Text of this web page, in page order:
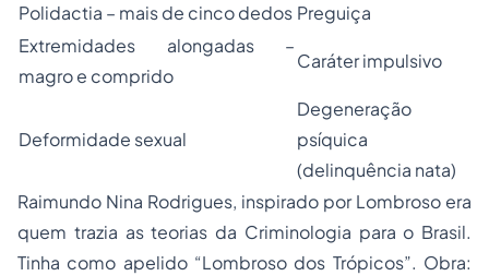
Polidactia – mais de cinco dedos Preguiça
Extremidades alongadas –
magro e comprido
Caráter impulsivo
Deformidade sexual
Degeneração
psíquica
(delinquência nata)
Raimundo Nina Rodrigues, inspirado por Lombroso era
quem trazia as teorias da Criminologia para o Brasil.
Tinha como apelido “Lombroso dos Trópicos”. Obra: